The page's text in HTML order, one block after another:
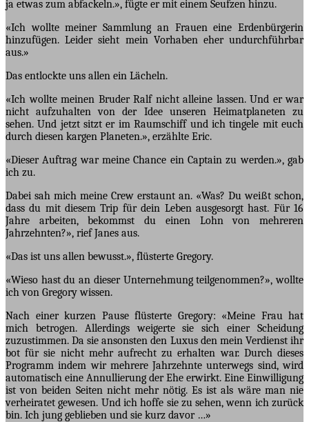
ja etwas zum abfackeln.», fügte er mit einem Seufzen hinzu.
«Ich wollte meiner Sammlung an Frauen eine Erdenbürgerin
hinzufügen. Leider sieht mein Vorhaben eher undurchführbar
aus.»
Das entlockte uns allen ein Lächeln.
«Ich wollte meinen Bruder Ralf nicht alleine lassen. Und er war
nicht aufzuhalten von der Idee unseren Heimatplaneten zu
sehen. Und jetzt sitzt er im Raumschiff und ich tingele mit euch
durch diesen kargen Planeten.», erzählte Eric.
«Dieser Auftrag war meine Chance ein Captain zu werden.», gab
ich zu.
Dabei sah mich meine Crew erstaunt an. «Was? Du weißt schon,
dass du mit diesem Trip für dein Leben ausgesorgt hast. Für 16
Jahre arbeiten, bekommst du einen Lohn von mehreren
Jahrzehnten?», rief Janes aus.
«Das ist uns allen bewusst.», flüsterte Gregory.
«Wieso hast du an dieser Unternehmung teilgenommen?», wollte
ich von Gregory wissen.
Nach einer kurzen Pause flüsterte Gregory: «Meine Frau hat
mich betrogen. Allerdings weigerte sie sich einer Scheidung
zuzustimmen. Da sie ansonsten den Luxus den mein Verdienst ihr
bot für sie nicht mehr aufrecht zu erhalten war. Durch dieses
Programm indem wir mehrere Jahrzehnte unterwegs sind, wird
automatisch eine Annullierung der Ehe erwirkt. Eine Einwilligung
ist von beiden Seiten nicht mehr nötig. Es ist als wäre man nie
verheiratet gewesen. Und ich hoffe sie zu sehen, wenn ich zurück
bin. Ich jung geblieben und sie kurz davor …»